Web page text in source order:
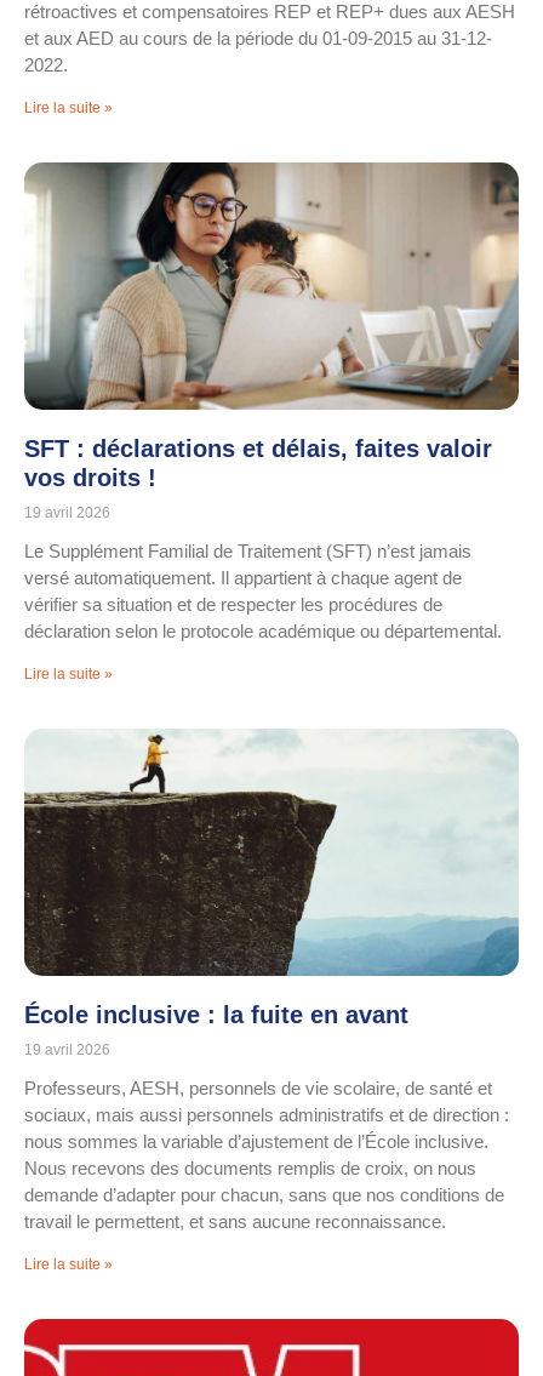
rétroactives et compensatoires REP et REP+ dues aux AESH
et aux AED au cours de la période du 01-09-2015 au 31-12-
2022.
Lire la suite »
SFT : déclarations et délais, faites valoir
vos droits !
19 avril 2026
Le Supplément Familial de Traitement (SFT) n’est jamais
versé automatiquement. Il appartient à chaque agent de
vérifier sa situation et de respecter les procédures de
déclaration selon le protocole académique ou départemental.
Lire la suite »
École inclusive : la fuite en avant
19 avril 2026
Professeurs, AESH, personnels de vie scolaire, de santé et
sociaux, mais aussi personnels administratifs et de direction :
nous sommes la variable d’ajustement de l’École inclusive.
Nous recevons des documents remplis de croix, on nous
demande d’adapter pour chacun, sans que nos conditions de
travail le permettent, et sans aucune reconnaissance.
Lire la suite »